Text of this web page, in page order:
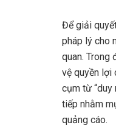
Để giải
pháp lý cho
quan. Trong
vệ quyền lợi
cụm từ “duy
tiếp nhằm
quảng cáo.